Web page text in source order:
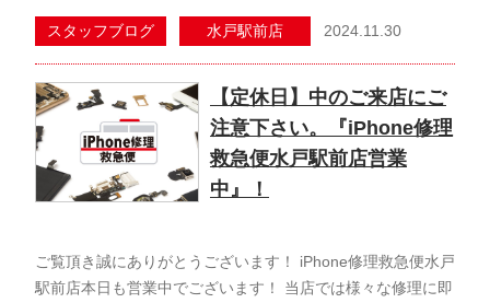
スタッフブログ 水戸駅前店 2024.11.30
【定休日】中のご来店にご
注意下さい。『iPhone修理
救急便水戸駅前店営業
中』！
ご覧頂き誠にありがとうございます！ iPhone修理救急便水戸
駅前店本日も営業中でございます！ 当店では様々な修理に即